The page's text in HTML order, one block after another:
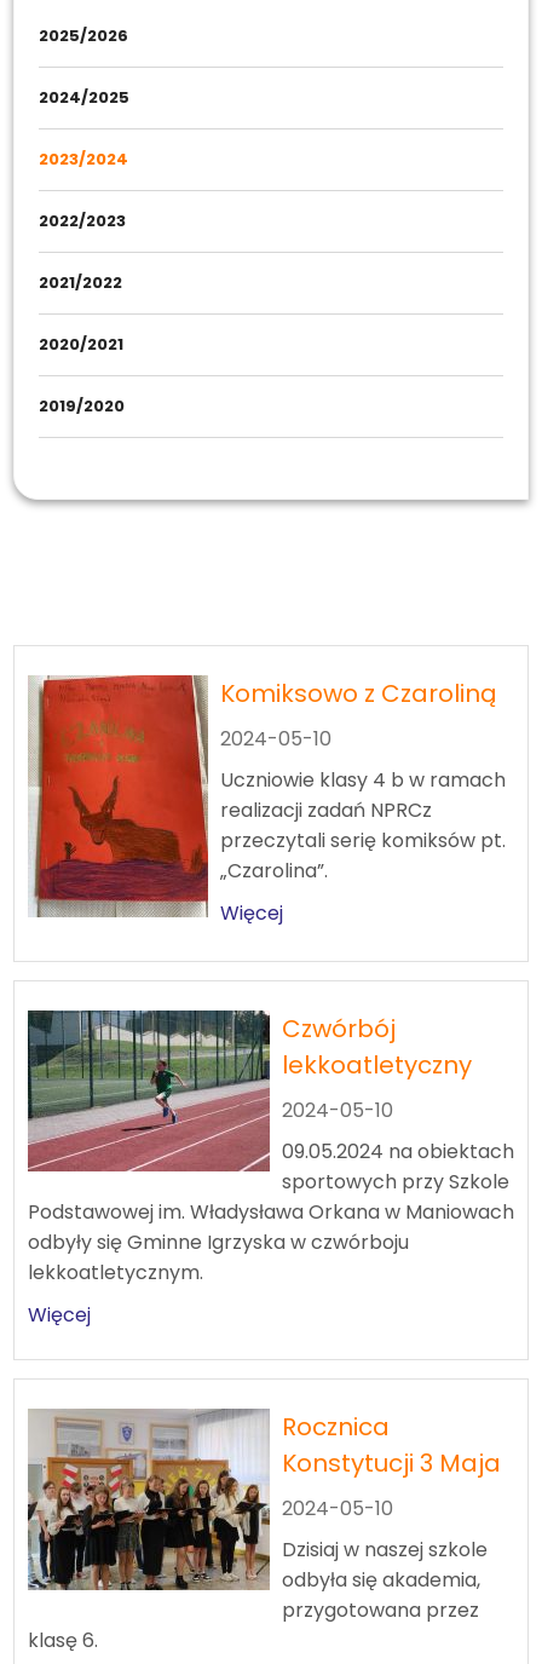
2025/2026
2024/2025
2023/2024
2022/2023
2021/2022
2020/2021
2019/2020
Komiksowo z Czaroliną
2024-05-10
Uczniowie klasy 4 b w ramach
realizacji zadań NPRCz
przeczytali serię komiksów pt.
„Czarolina”.
Więcej
Czwórbój
lekkoatletyczny
2024-05-10
09.05.2024 na obiektach
sportowych przy Szkole
Podstawowej im. Władysława Orkana w Maniowach
odbyły się Gminne Igrzyska w czwórboju
lekkoatletycznym.
Więcej
Rocznica
Konstytucji 3 Maja
2024-05-10
Dzisiaj w naszej szkole
odbyła się akademia,
przygotowana przez
klasę 6.